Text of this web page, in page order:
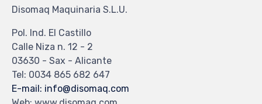
Disomaq Maquinaria S.L.U.
Pol. Ind. El Castillo
Calle Niza n. 12 - 2
03630 - Sax - Alicante
Tel: 0034 865 682 647
E-mail: info@disomaq.com